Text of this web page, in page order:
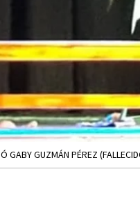
GABY GUZMÁN PÉREZ